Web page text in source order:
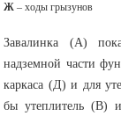
Ж – ходы грызунов
Завалинка (А)
надземной части
каркаса (Д) и для
бы утеплитель (В)